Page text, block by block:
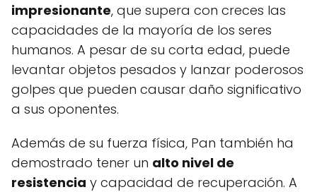
impresionante, que supera con creces las
capacidades de la mayoría de los seres
humanos. A pesar de su corta edad, puede
levantar objetos pesados ​​y lanzar poderosos
golpes que pueden causar daño significativo
a sus oponentes.
Además de su fuerza física, Pan también ha
demostrado tener un alto nivel de
resistencia y capacidad de recuperación. A